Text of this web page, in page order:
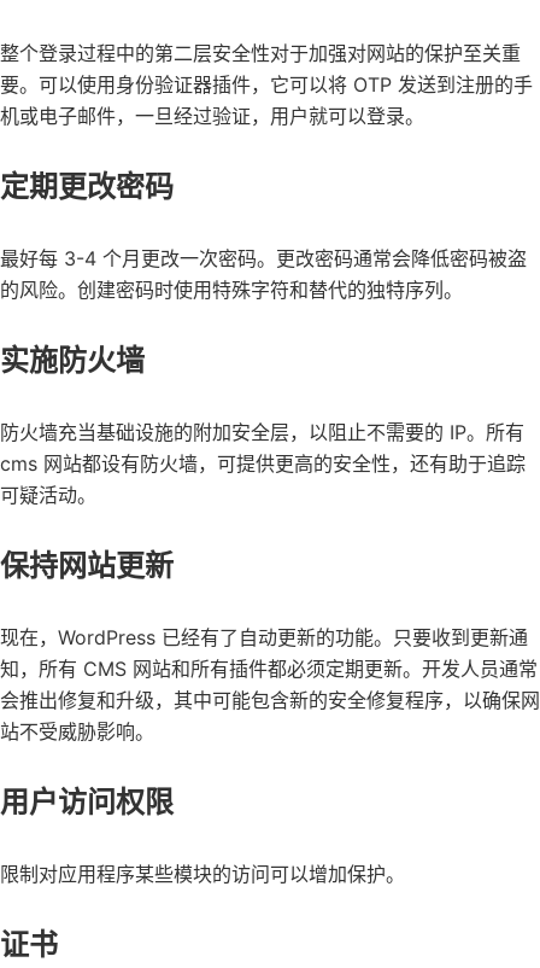
整个登录过程中的第二层安全性对于加强对网站的保护至关重
要。可以使用身份验证器插件，它可以将 OTP 发送到注册的手
机或电子邮件，一旦经过验证，用户就可以登录。
定期更改密码
最好每 3-4 个月更改一次密码。更改密码通常会降低密码被盗
的风险。创建密码时使用特殊字符和替代的独特序列。
实施防火墙
防火墙充当基础设施的附加安全层，以阻止不需要的 IP。所有
cms 网站都设有防火墙，可提供更高的安全性，还有助于追踪
可疑活动。
保持网站更新
现在，WordPress 已经有了自动更新的功能。只要收到更新通
知，所有 CMS 网站和所有插件都必须定期更新。开发人员通常
会推出修复和升级，其中可能包含新的安全修复程序，以确保网
站不受威胁影响。
用户访问权限
限制对应用程序某些模块的访问可以增加保护。
证书